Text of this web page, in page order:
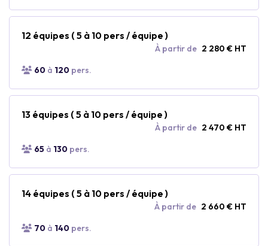
12 équipes ( 5 à 10 pers / équipe )
À partir de 2 280 € HT
60 à 120 pers.
13 équipes ( 5 à 10 pers / équipe )
À partir de 2 470 € HT
65 à 130 pers.
14 équipes ( 5 à 10 pers / équipe )
À partir de 2 660 € HT
70 à 140 pers.